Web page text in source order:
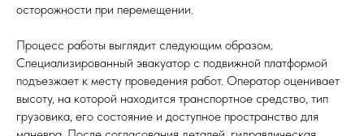
осторожности при перемещении.
Процесс работы выглядит следующим образом.
Специализированный эвакуатор с подвижной платформой
подъезжает к месту проведения работ. Оператор оценивает
высоту, на которой находится транспортное средство, тип
грузовика, его состояние и доступное пространство для